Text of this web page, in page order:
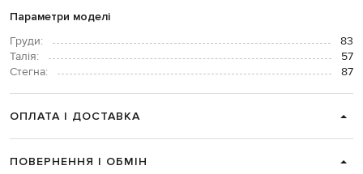
Параметри моделі
Груди:
83
Талія:
57
Стегна:
87
ОПЛАТА І ДОСТАВКА
ПОВЕРНЕННЯ І ОБМІН